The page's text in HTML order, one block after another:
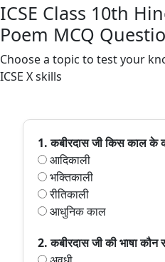
ICSE Class 10th
Poem MCQ
Choose a topic to test your
ICSE X skills
1. कबीरदास जी किस काल के
आदिकाली
भक्तिकाली
रीतिकाली
आधुनिक काल
2. कबीरदास जी की भाषा कौन